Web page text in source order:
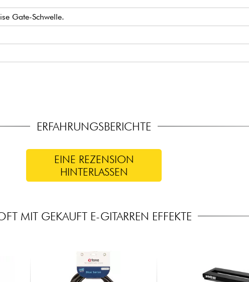
Gate-Schwelle.
ERFAHRUNGSBERICHTE
EINE REZENSION
HINTERLASSEN
MIT GEKAUFT E-GITARREN EFFEKTE